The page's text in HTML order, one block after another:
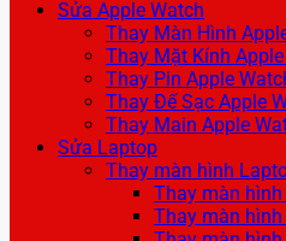
Sửa Apple Watch
Thay Màn Hình
Thay Mặt Kính
Thay Pin Apple
Thay Đế Sạc Apple
Thay Main Apple
Sửa Laptop
Thay màn hình
Thay màn
Thay màn